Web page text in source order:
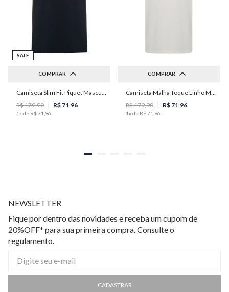
SALE
COMPRAR
M
R$179,90 R$ 71 96
1x de R$71 96
COMPRAR
G
R$179,90 R$ 71 96
1x de R$71 96
NEWSLETTER
Fique por dentro das novidades e receba um cupom de
20%OFF* para sua primeira compra. Consulte o
regulamento.
CADASTRAR